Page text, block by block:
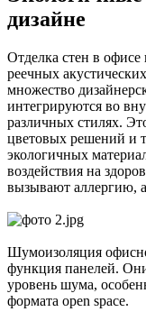
дизайне
Отделка стен в офисе
реечных
множество
интегрируются во
различных стилях.
цветовых решений и
экологичных
воздействия на
вызывают аллергию,
Шумоизоляция
функция панелей.
уровень шума,
формата open space.